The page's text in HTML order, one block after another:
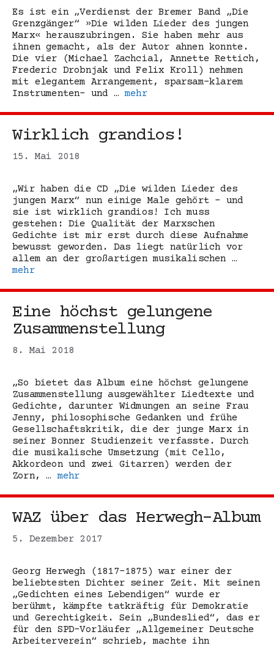
Es ist ein „Verdienst der Bremer Band „Die
Grenzgänger“ »Die wilden Lieder des jungen
Marx« herauszubringen. Sie haben mehr aus
ihnen gemacht, als der Autor ahnen konnte.
Die vier (Michael Zachcial, Annette Rettich,
Frederic Drobnjak und Felix Kroll) nehmen
mit elegantem Arrangement, sparsam-klarem
Instrumenten- und …mehr
Wirklich grandios!
15. Mai 2018
„Wir haben die CD „Die wilden Lieder des
jungen Marx“ nun einige Male gehört – und
sie ist wirklich grandios! Ich muss
gestehen: Die Qualität der Marxschen
Gedichte ist mir erst durch diese Aufnahme
bewusst geworden. Das liegt natürlich vor
allem an der großartigen musikalischen …
mehr
Eine höchst gelungene
Zusammenstellung
8. Mai 2018
„So bietet das Album eine höchst gelungene
Zusammenstellung ausgewählter Liedtexte und
Gedichte, darunter Widmungen an seine Frau
Jenny, philosophische Gedanken und frühe
Gesellschaftskritik, die der junge Marx in
seiner Bonner Studienzeit verfasste. Durch
die musikalische Umsetzung (mit Cello,
Akkordeon und zwei Gitarren) werden der
Zorn, …mehr
WAZ über das Herwegh-Album
5. Dezember 2017
Georg Herwegh (1817-1875) war einer der
beliebtesten Dichter seiner Zeit. Mit seinen
„Gedichten eines Lebendigen“ wurde er
berühmt, kämpfte tatkräftig für Demokratie
und Gerechtigkeit. Sein „Bundeslied“, das er
für den SPD-Vorläufer „Allgemeiner Deutsche
Arbeiterverein“ schrieb, machte ihn